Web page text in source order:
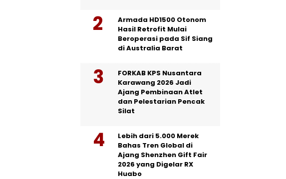
Armada HD1500 Otonom
Hasil Retrofit Mulai
Beroperasi pada Sif Siang
di Australia Barat
FORKAB KPS Nusantara
Karawang 2026 Jadi
Ajang Pembinaan Atlet
dan Pelestarian Pencak
Silat
Lebih dari 5.000 Merek
Bahas Tren Global di
Ajang Shenzhen Gift Fair
2026 yang Digelar RX
Huabo